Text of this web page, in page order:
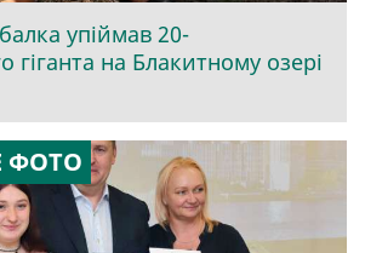
упіймав 20-
гіганта на Блакитному озері
ФОТО